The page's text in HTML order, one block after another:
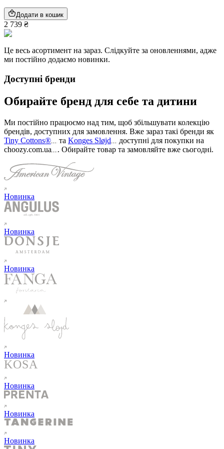
Додати в кошик
2 739 ₴
Це весь асортимент на зараз. Слідкуйте за оновленнями, адже
ми постійно додаємо новинки.
Доступні бренди
Обирайте бренд для себе та дитини
Ми постійно працюємо над тим, щоб збільшувати колекцію
брендів, доступних для замовлення. Вже зараз такі бренди як
Tiny Cottons®
та Konges Sløjd
доступні для покупки на
choozy.com.ua
. Обирайте товар та замовляйте вже сьогодні.
Новинка
Новинка
Новинка
Новинка
Новинка
Новинка
Новинка